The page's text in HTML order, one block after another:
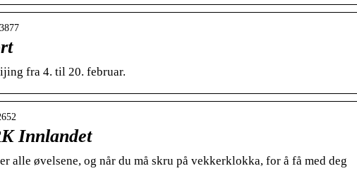
fra 4. til 20. februar.
Innlandet
øvelsene, og når du må skru på vekkerklokka, for å få med deg